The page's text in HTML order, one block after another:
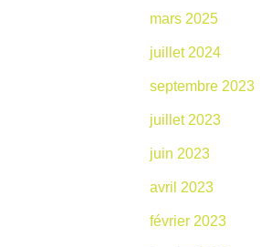
mars 2025
juillet 2024
septembre 2023
juillet 2023
juin 2023
avril 2023
février 2023